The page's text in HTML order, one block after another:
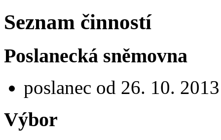
Seznam činností
Poslanecká sněmovna
poslanec od 26. 10.
Výbor